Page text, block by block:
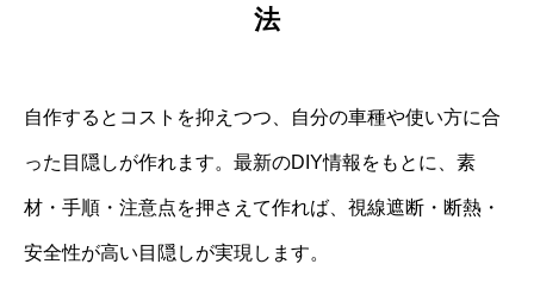
法
自作するとコストを抑えつつ、自分の車種や使い方に合
った目隠しが作れます。最新のDIY情報をもとに、素
材・手順・注意点を押さえて作れば、視線遮断・断熱・
安全性が高い目隠しが実現します。